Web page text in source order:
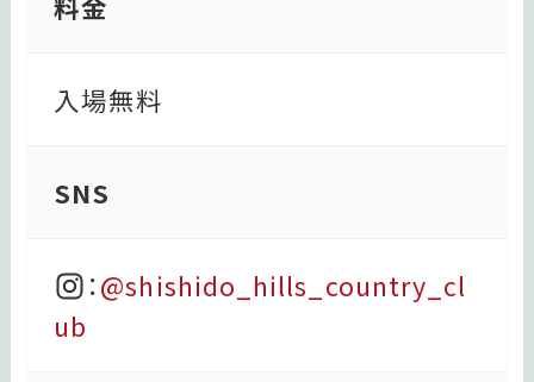
入場無料
SNS
：@shishido_hills_country_cl
ub